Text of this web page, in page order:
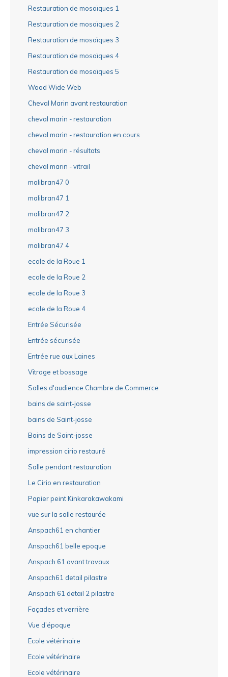
Restauration de mosaïques 1
Restauration de mosaïques 2
Restauration de mosaïques 3
Restauration de mosaïques 4
Restauration de mosaïques 5
Wood Wide Web
Cheval Marin avant restauration
cheval marin - restauration
cheval marin - restauration en cours
cheval marin - résultats
cheval marin - vitrail
malibran47 0
malibran47 1
malibran47 2
malibran47 3
malibran47 4
ecole de la Roue 1
ecole de la Roue 2
ecole de la Roue 3
ecole de la Roue 4
Entrée Sécurisée
Entrée sécurisée
Entrée rue aux Laines
Vitrage et bossage
Salles d'audience Chambre de Commerce
bains de saint-josse
bains de Saint-josse
Bains de Saint-josse
impression cirio restauré
Salle pendant restauration
Le Cirio en restauration
Papier peint Kinkarakawakami
vue sur la salle restaurée
Anspach61 en chantier
Anspach61 belle epoque
Anspach 61 avant travaux
Anspach61 detail pilastre
Anspach 61 detail 2 pilastre
Façades et verrière
Vue d’époque
Ecole vétérinaire
Ecole vétérinaire
Ecole vétérinaire